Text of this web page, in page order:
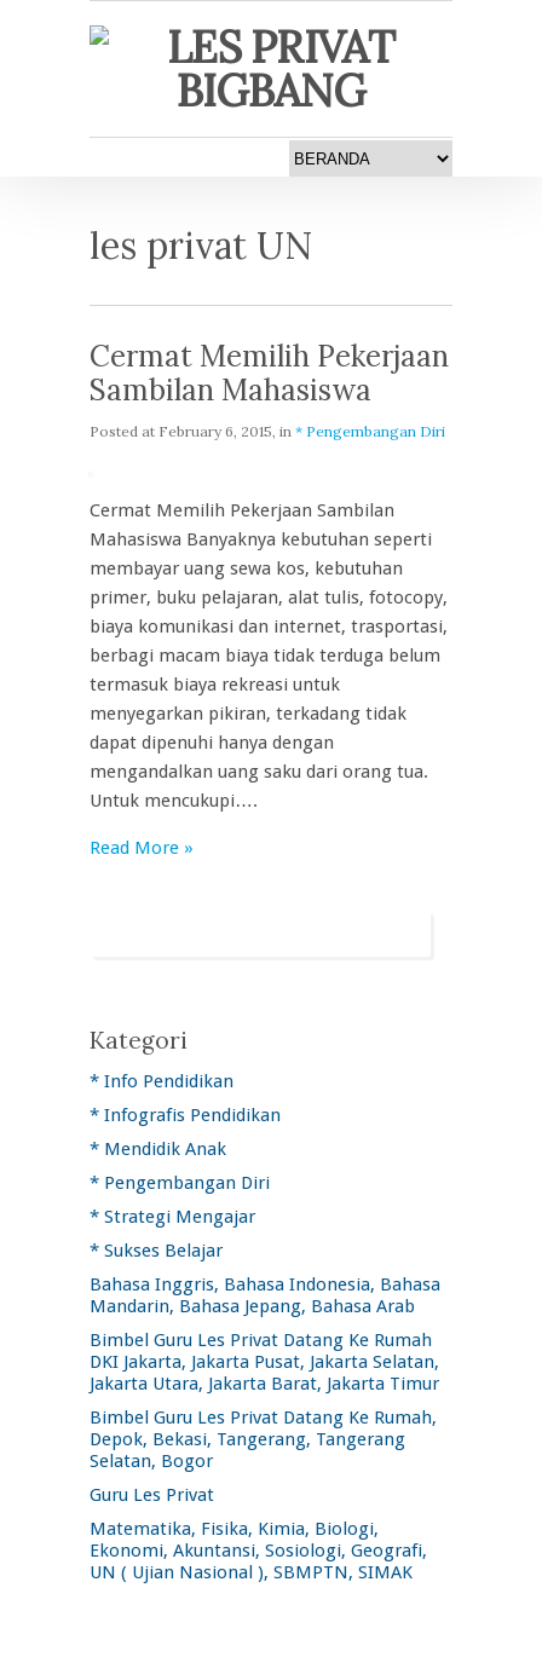
les privat UN
Cermat Memilih Pekerjaan
Sambilan Mahasiswa
Posted at February 6, 2015, in * Pengembangan Diri
Cermat Memilih Pekerjaan Sambilan
Mahasiswa Banyaknya kebutuhan seperti
membayar uang sewa kos, kebutuhan
primer, buku pelajaran, alat tulis, fotocopy,
biaya komunikasi dan internet, trasportasi,
berbagi macam biaya tidak terduga belum
termasuk biaya rekreasi untuk
menyegarkan pikiran, terkadang tidak
dapat dipenuhi hanya dengan
mengandalkan uang saku dari orang tua.
Untuk mencukupi….
Read More »
Kategori
* Info Pendidikan
* Infografis Pendidikan
* Mendidik Anak
* Pengembangan Diri
* Strategi Mengajar
* Sukses Belajar
Bahasa Inggris, Bahasa Indonesia, Bahasa
Mandarin, Bahasa Jepang, Bahasa Arab
Bimbel Guru Les Privat Datang Ke Rumah
DKI Jakarta, Jakarta Pusat, Jakarta Selatan,
Jakarta Utara, Jakarta Barat, Jakarta Timur
Bimbel Guru Les Privat Datang Ke Rumah,
Depok, Bekasi, Tangerang, Tangerang
Selatan, Bogor
Guru Les Privat
Matematika, Fisika, Kimia, Biologi,
Ekonomi, Akuntansi, Sosiologi, Geografi,
UN ( Ujian Nasional ), SBMPTN, SIMAK